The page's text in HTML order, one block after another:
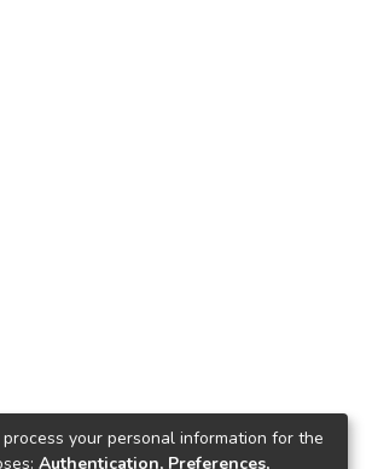
your personal information for the
Authentication, Preferences,